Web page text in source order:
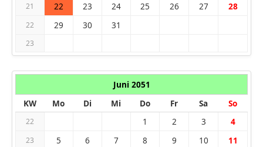
21 22 23 24 25 26 27 28
22 29 30 31
23
Juni 2051
KW
Mo Di Mi Do Fr Sa So
22 1 2 3 4
23 5 6 7 8 9 10 11